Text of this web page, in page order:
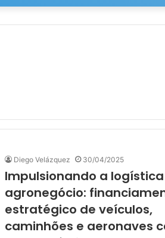
Diego Velázquez 30/04/2025
Impulsionando a
agronegócio:
estratégico de veículos,
caminhões e aeronaves